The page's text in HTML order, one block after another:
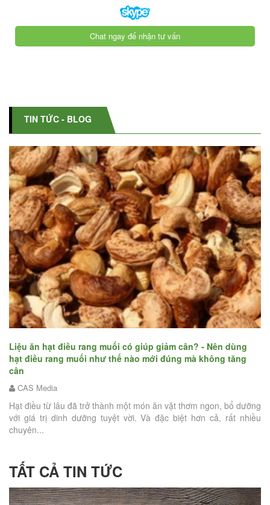
Chat ngay để nhận tư vấn
TIN TỨC - BLOG
Liệu ăn hạt điều rang muối có giúp giảm cân? - Nên dùng
hạt điều rang muối như thế nào mới đúng mà không tăng
cân
CAS Media
Hạt điều từ lâu đã trở thành một món ăn vặt thơm ngon, bổ dưỡng
với giá trị dinh dưỡng tuyệt vời. Và đặc biệt hơn cả, rất nhiều
chuyên...
TẤT CẢ TIN TỨC